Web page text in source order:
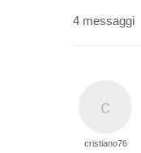
4 messaggi
cristiano76